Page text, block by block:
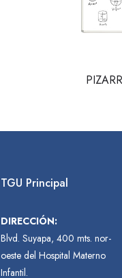
TGU Principal
DIRECCIÓN:
Blvd. Suyapa, 400 mts. nor-
oeste del Hospital Materno
Infantil.